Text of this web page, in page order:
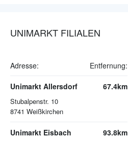
UNIMARKT FILIALEN
Adresse: Entfernung:
Unimarkt Allersdorf
Stubalpenstr. 10
8741 Weißkirchen
67.4km
Unimarkt Eisbach 93.8km